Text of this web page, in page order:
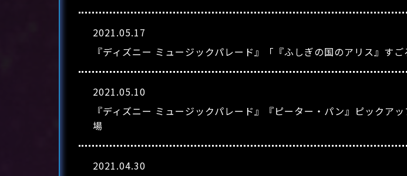
2021.05.17
『ディズニー ミュージックパレード』「『ふしぎの国のアリス』す
2021.05.10
『ディズニー ミュージックパレード』『ピーター・パン』ピック
場
2021.04.30